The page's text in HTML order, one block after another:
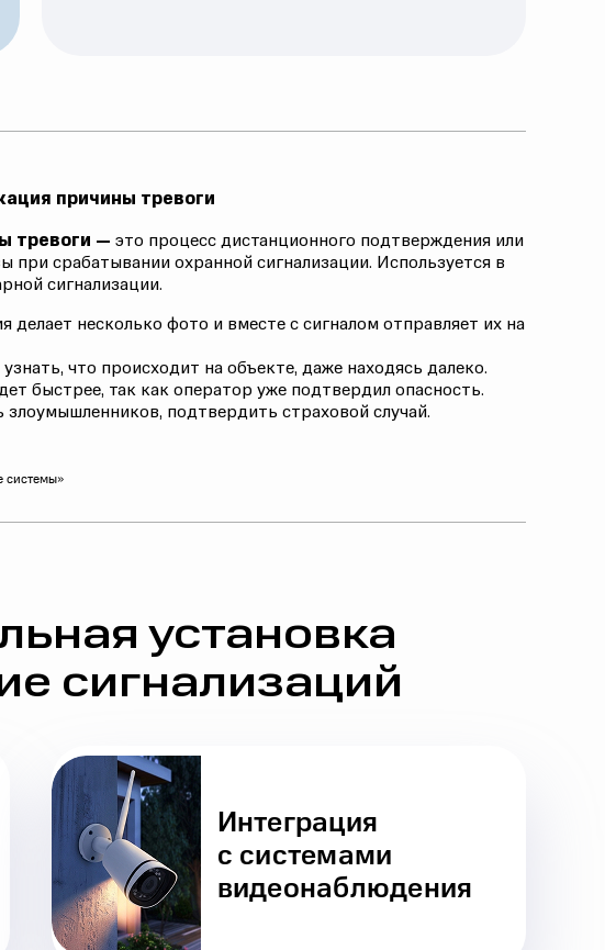
причины тревоги
тревоги — это процесс дистанционного подтверждения или
при срабатывании охранной сигнализации. Используется в
сигнализации.
делает несколько фото и вместе с сигналом отправляет их на
что происходит на объекте, даже находясь далеко.
быстрее, так как оператор уже подтвердил опасность.
подтвердить страховой случай.
системы»
установка
сигнализаций
Интеграция
с системами
видеонаблюдения